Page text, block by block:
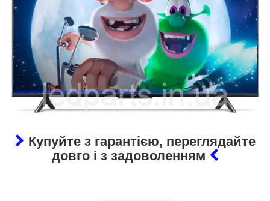
Купуйте з гарантією, переглядайте
довго і з задоволенням